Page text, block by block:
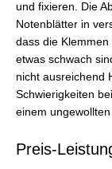
und fixieren. Die
Notenblätter in
dass die
etwas schwach
nicht ausreichend
Schwierigkeiten
einem
Preis-